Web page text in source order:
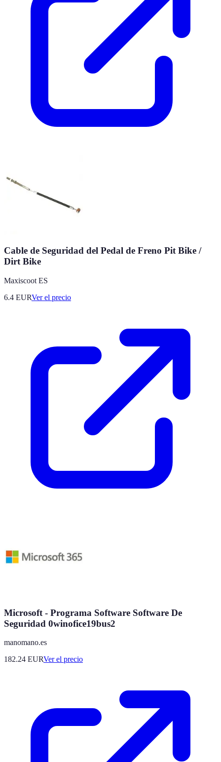
Cable de Seguridad del Pedal de Freno Pit Bike /
Dirt Bike
Maxiscoot ES
6.4 EURVer el precio
Microsoft - Programa Software Software De
Seguridad 0winofice19bus2
manomano.es
182.24 EURVer el precio